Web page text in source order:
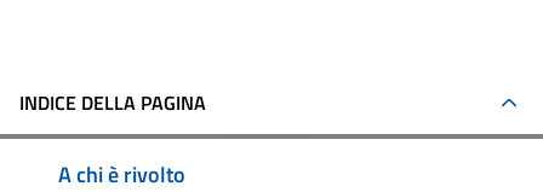
INDICE DELLA PAGINA
A chi è rivolto